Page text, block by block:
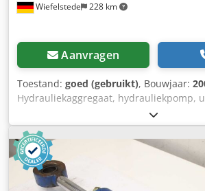
Wiefelstede 228 km
Aanvragen
Toestand: goed (gebruikt), Bouwjaar:
Hydrauliekaggregaat, hydrauliekpomp,
aggregaat, hydrauliekstation -Fabrikant:
hydrauliekaggregaat afkomstig uit
ATS 3006 Djdpfx Ajyghuned Ieck -
dubbele uitvoering -Motor: EMI 7,5 kW /
Afmetingen: 790/330/H295 mm -